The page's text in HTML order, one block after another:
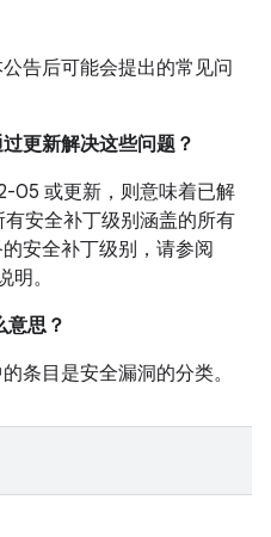
告后可能会提出的常见问
更新解决这些问题？
05 或更新，则意味着已解
安全补丁级别涵盖的所有
安全补丁级别，请参阅
明。
意思？
条目是安全漏洞的分类。